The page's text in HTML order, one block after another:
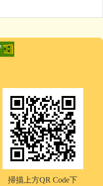
掃描上方QR Code下